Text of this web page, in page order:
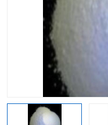
氯酸钠
磷酸氢二钾
过硫酸钠